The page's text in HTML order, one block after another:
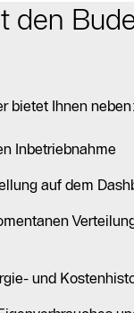
den
bietet Ihnen neben:
Inbetriebnahme
auf dem
und